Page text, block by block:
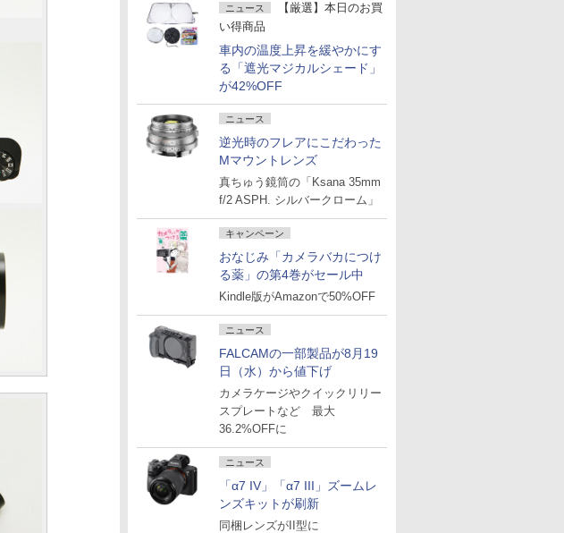
ニュース
【厳選】本日のお買
い得商品
車内の温度上昇を緩やかにす
る「遮光マジカルシェード」
が42%OFF
ニュース
逆光時のフレアにこだわった
Mマウントレンズ
真ちゅう鏡筒の「Ksana 35mm
f/2 ASPH. シルバークローム」
キャンペーン
おなじみ「カメラバカにつけ
る薬」の第4巻がセール中
Kindle版がAmazonで50%OFF
ニュース
FALCAMの一部製品が8月19
日（水）から値下げ
カメラケージやクイックリリー
スプレートなど 最大
36.2%OFFに
ニュース
「α7 IV」「α7 III」ズームレ
ンズキットが刷新
同梱レンズがII型に